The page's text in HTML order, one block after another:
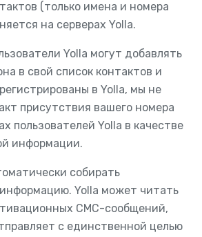
(только имена и номера
на серверах Yolla.
Yolla могут добавлять
в свой список контактов и
в Yolla, мы не
присутствия вашего номера
пользователей Yolla в качестве
информации.
собирать
Yolla может читать
СМС-сообщений,
с единственной целью